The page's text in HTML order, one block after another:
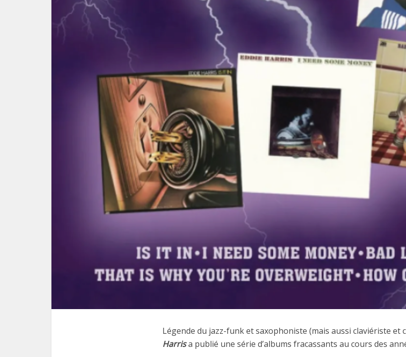
Légende du jazz-funk et saxophoniste (mais aussi claviériste et
Harrisa publié une série d’albums fracassants au cours des